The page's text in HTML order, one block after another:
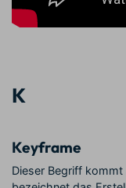
K
Keyframe
Dieser Begriff